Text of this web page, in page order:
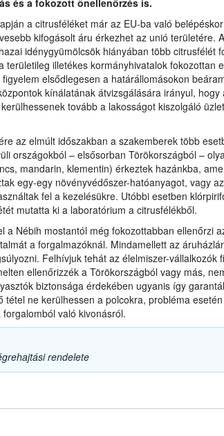
és a fokozott önellenőrzés is.
a citrusféléket már az EU-ba való
kifogásolt áru érkezhet az unió területére.
idénygyümölcsök hiányában több citrusfélét
illetékes kormányhivatalok fokozottan
elsődlegesen a határállomásokon
kínálatának átvizsgálására irányul, hogy
tovább a lakosságot kiszolgáló
az elmúlt időszakban a szakemberek több
országokból – elsősorban Törökországból –
mandarin, klementin) érkeztek hazánkba,
egy-egy növényvédőszer-hatóanyagot, vagy
fel a kezelésükre. Utóbbi esetben
mutatta ki a laboratórium a citrusfélékből.
a Nébih mostantól még fokozottabban ellenőrzi
a forgalmazóknál. Mindamellett az
Felhívjuk tehát az élelmiszer-vállalkozók
ellenőrizzék a Törökországból vagy más,
biztonsága érdekében ugyanis így
ne kerülhessen a polcokra, probléma
való kivonásról.
rendelete